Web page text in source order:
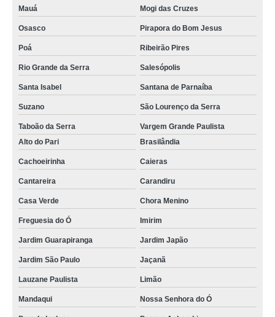
Mauá Mogi das Cruzes
Osasco Pirapora do Bom Jesus
Poá Ribeirão Pires
Rio Grande da Serra Salesópolis
Santa Isabel Santana de Parnaíba
Suzano São Lourenço da Serra
Taboão da Serra
Vargem Grande Paulista
Alto do Pari
Brasilândia
Cachoeirinha Caieras
Cantareira Carandiru
Casa Verde Chora Menino
Freguesia do Ó Imirim
Jardim Guarapiranga Jardim Japão
Jardim São Paulo Jaçanã
Lauzane Paulista Limão
Mandaqui Nossa Senhora do Ó